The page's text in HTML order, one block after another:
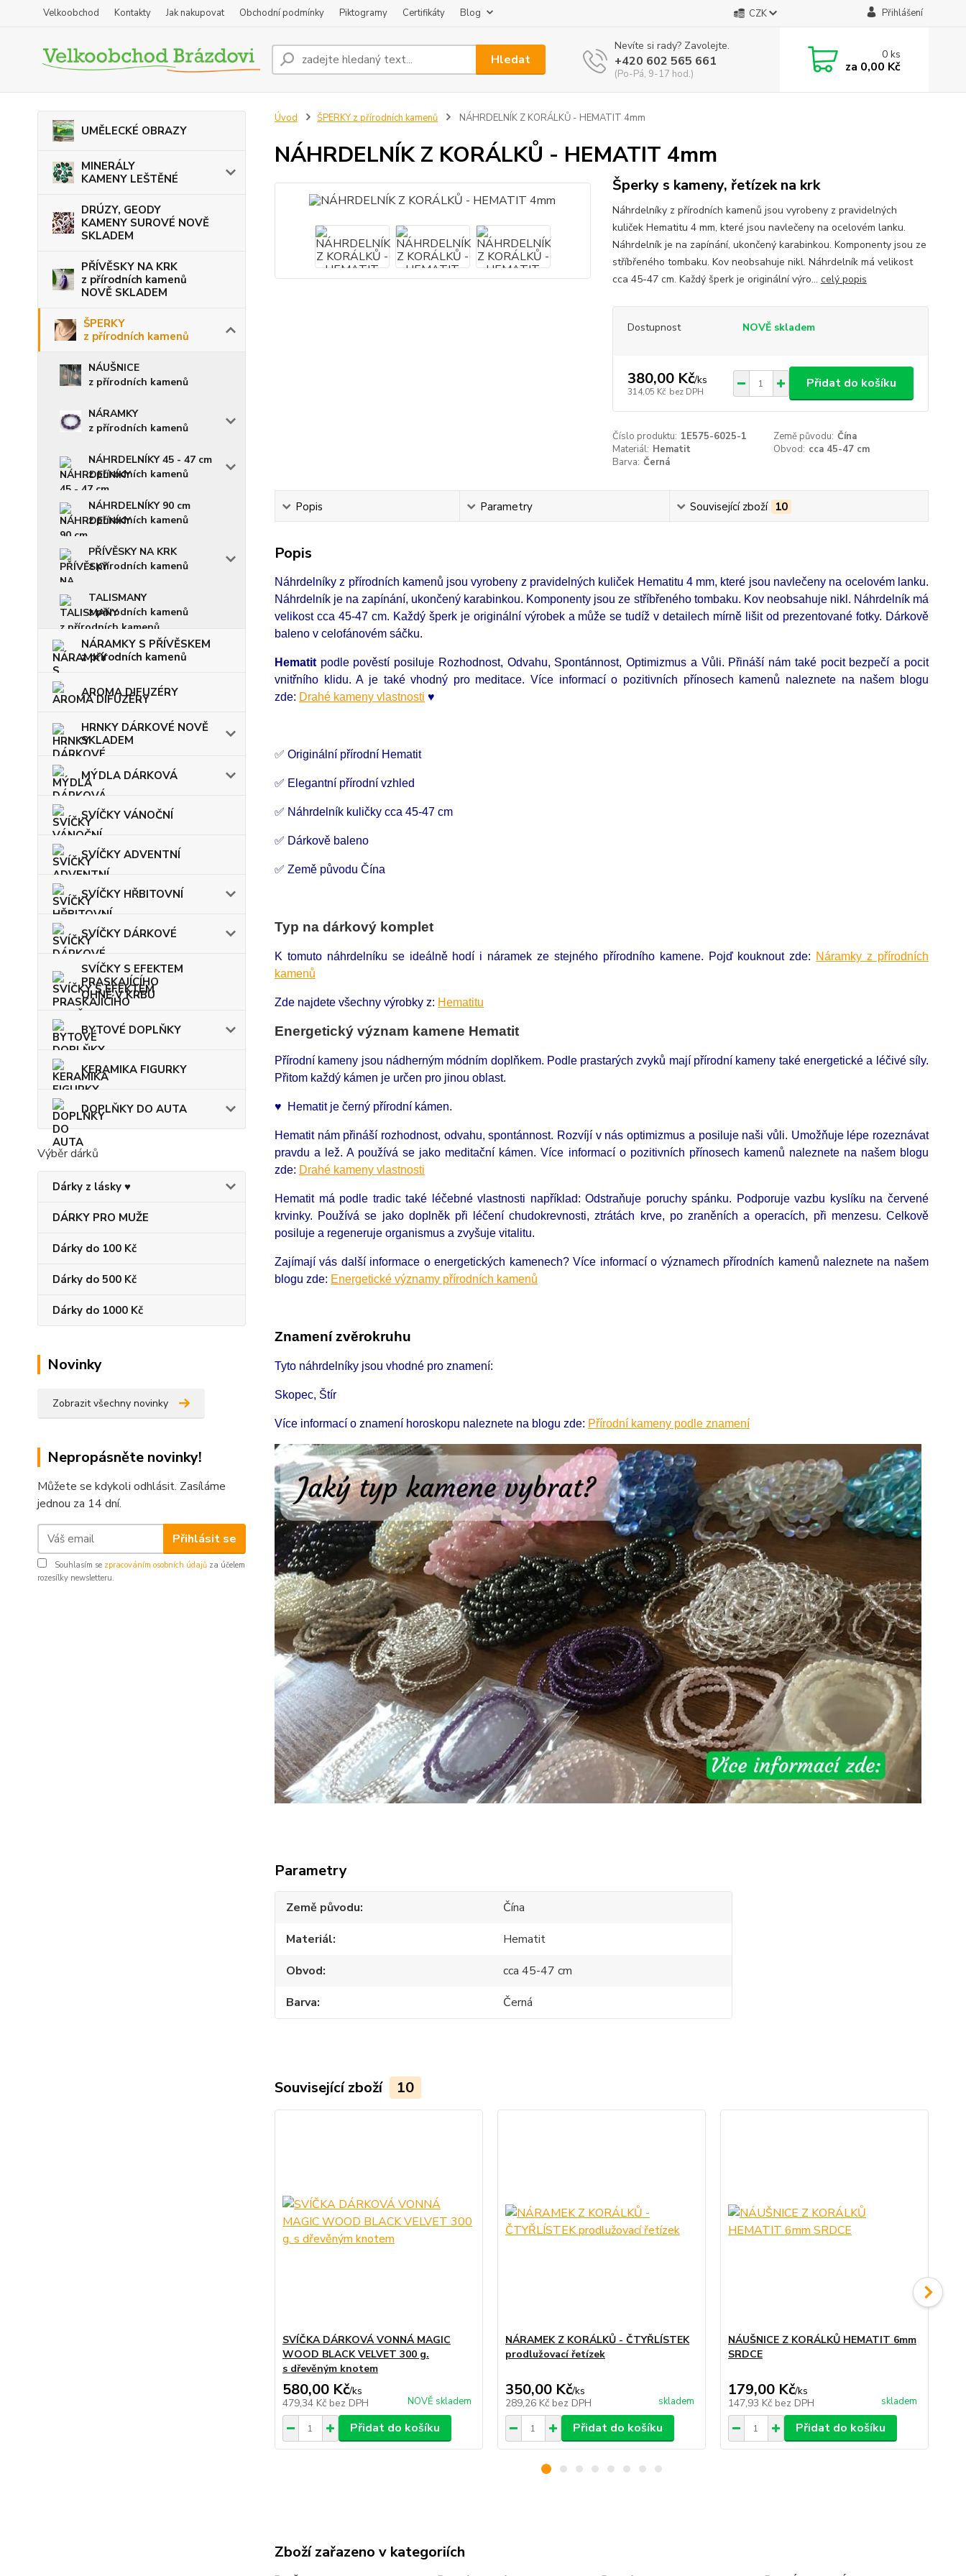
Velkoobchod Kontakty Jak nakupovat Obchodní podmínky Piktogramy Certifikáty Blog CZK Přihlášení
Hledat
Nevíte si rady? Zavolejte.
+420 602 565 661
(Po-Pá, 9-17 hod.)
0ks
za 0,00 Kč
UMĚLECKÉ OBRAZY
MINERÁLY
KAMENY LEŠTĚNÉ
DRÚZY, GEODY
KAMENY SUROVÉ NOVĚ
SKLADEM
PŘÍVĚSKY NA KRK
z přírodních kamenů
NOVĚ SKLADEM
ŠPERKY
z přírodních kamenů
NÁUŠNICE
z přírodních kamenů
NÁRAMKY
z přírodních kamenů
NÁHRDELNÍKY 45 - 47 cm
z přírodních kamenů
NÁHRDELNÍKY 90 cm
z přírodních kamenů
PŘÍVĚSKY NA KRK
z přírodních kamenů
TALISMANY
z přírodních kamenů
NÁRAMKY S PŘÍVĚSKEM
z přírodních kamenů
AROMA DIFUZÉRY
HRNKY DÁRKOVÉ NOVĚ
SKLADEM
MÝDLA DÁRKOVÁ
SVÍČKY VÁNOČNÍ
SVÍČKY ADVENTNÍ
SVÍČKY HŘBITOVNÍ
SVÍČKY DÁRKOVÉ
SVÍČKY S EFEKTEM
PRASKAJÍCÍHO
OHNĚ V KRBU
BYTOVÉ DOPLŇKY
KERAMIKA FIGURKY
DOPLŇKY DO AUTA
Výběr dárků
Dárky z lásky ♥
DÁRKY PRO MUŽE
Dárky do 100 Kč
Dárky do 500 Kč
Dárky do 1000 Kč
Novinky
Zobrazit všechny novinky
Nepropásněte novinky!
Můžete se kdykoli odhlásit. Zasíláme
jednou za 14 dní.
Přihlásit se
Souhlasím se zpracováním osobních údajů za účelem
rozesílky newsletteru.
Úvod ŠPERKY z přírodních kamenů NÁHRDELNÍK Z KORÁLKŮ - HEMATIT 4mm
NÁHRDELNÍK Z KORÁLKŮ - HEMATIT 4mm
Šperky s kameny, řetízek na krk
Náhrdelníky z přírodních kamenů jsou vyrobeny z pravidelných
kuliček Hematitu 4 mm, které jsou navlečeny na ocelovém lanku.
Náhrdelník je na zapínání, ukončený karabinkou. Komponenty jsou ze
stříbřeného tombaku. Kov neobsahuje nikl. Náhrdelník má velikost
cca 45-47 cm. Každý šperk je originální výro... celý popis
Dostupnost NOVĚ skladem
380,00 Kč/ks
314,05 Kč bez DPH
Přidat do košíku
Číslo produktu: 1E575-6025-1 Země původu: Čína
Materiál: Hematit Obvod: cca 45-47 cm
Barva: Černá
Popis Parametry Související zboží 10
Popis
Náhrdelníky z přírodních kamenů jsou vyrobeny z pravidelných kuliček Hematitu 4 mm, které jsou navlečeny na ocelovém lanku.
Náhrdelník je na zapínání, ukončený karabinkou. Komponenty jsou ze stříbřeného tombaku. Kov neobsahuje nikl. Náhrdelník má
velikost cca 45-47 cm. Každý šperk je originální výrobek a může se tudíž v detailech mírně lišit od prezentované fotky. Dárkově
baleno v celofánovém sáčku.
Hematitpodle pověstí posiluje Rozhodnost, Odvahu, Spontánnost, Optimizmus a Vůli. Přináší nám také pocit bezpečí a pocit
vnitřního klidu. A je také vhodný pro meditace. Více informací o pozitivních přínosech kamenů naleznete na našem blogu
zde: Drahé kameny vlastnosti ♥
✅ Originální přírodní Hematit
✅ Elegantní přírodní vzhled
✅ Náhrdelník kuličky cca 45-47 cm
✅ Dárkově baleno
✅ Země původu Čína
Typ na dárkový komplet
K tomuto náhrdelníku se ideálně hodí i náramek ze stejného přírodního kamene. Pojď kouknout zde: Náramky z přírodních
kamenů
Zde najdete všechny výrobky z: Hematitu
Energetický význam kamene Hematit
Přírodní kameny jsou nádherným módním doplňkem. Podle prastarých zvyků mají přírodní kameny také energetické a léčivé síly.
Přitom každý kámen je určen pro jinou oblast.
♥ Hematit je černý přírodní kámen.
Hematit nám přináší rozhodnost, odvahu, spontánnost. Rozvíjí v nás optimizmus a posiluje naši vůli. Umožňuje lépe rozeznávat
pravdu a lež. A používá se jako meditační kámen. Více informací o pozitivních přínosech kamenů naleznete na našem blogu
zde: Drahé kameny vlastnosti
Hematit má podle tradic také léčebné vlastnosti například: Odstraňuje poruchy spánku. Podporuje vazbu kyslíku na červené
krvinky. Používá se jako doplněk při léčení chudokrevnosti, ztrátách krve, po zraněních a operacích, při menzesu. Celkově
posiluje a regeneruje organismus a zvyšuje vitalitu.
Zajímají vás další informace o energetických kamenech?Více informací o významech přírodních kamenů naleznete na našem
blogu zde: Energetické významy přírodních kamenů
Znamení zvěrokruhu
Tyto náhrdelníky jsou vhodné pro znamení:
Skopec, Štír
Více informací o znamení horoskopu naleznete na blogu zde: Přírodní kameny podle znamení
Parametry
Země původu
Čína
Materiál
Hematit
Obvod
cca 45-47 cm
Barva
Černá
Související zboží 10
SVÍČKA DÁRKOVÁ VONNÁ MAGIC
WOOD BLACK VELVET 300 g.
s dřevěným knotem
580,00 Kč/ks
479,34 Kč bez DPH NOVĚ skladem
Přidat do košíku
NÁRAMEK Z KORÁLKŮ - ČTYŘLÍSTEK
prodlužovací řetízek
350,00 Kč/ks
289,26 Kč bez DPH skladem
Přidat do košíku
NÁUŠNICE Z KORÁLKŮ HEMATIT 6mm
SRDCE
179,00 Kč/ks
147,93 Kč bez DPH skladem
Přidat do košíku
Zboží zařazeno v kategoriích